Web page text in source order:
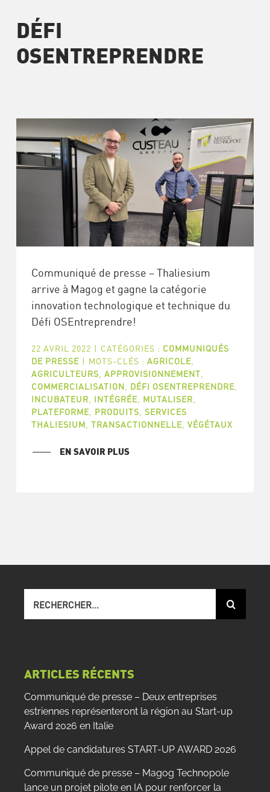
DÉFI
OSENTREPRENDRE
Communiqué de presse – Thaliesium
arrive à Magog et gagne la catégorie
innovation technologique et technique du
Défi OSEntreprendre!
22 AVRIL 2022 | CATÉGORIES : COMMUNIQUÉS
DE PRESSE | MOTS-CLÉS : AGRICOLE,
AGRICULTEURS APPROVISIONNEMENT
COMMERCIALISATION
DÉFI OSENTREPRENDRE,
INCUBATEUR
INTÉGRÉE, MUTALISER
PLATEFORME, PRODUITS SERVICES
THALIESIUM TRANSACTIONNELLE, VÉGÉTAUX
EN SAVOIR PLUS
sur
ARTICLES RÉCENTS
Communiqué de presse – Deux entreprises
estriennes représenteront la région au Start-up
Award 2026 en Italie
Appel de candidatures START-UP AWARD 2026
Communiqué de presse – Magog Technopole
lance un projet pilote en IA pour renforcer la